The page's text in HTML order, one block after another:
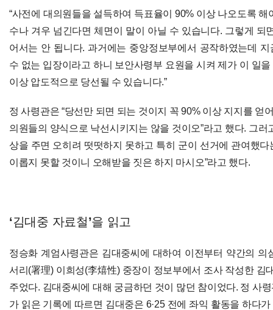
“사전에 대의원들을 설득하여 득표율이 90% 이상 나오도록
수나 겨우 넘긴다면 체면이 말이 아닐 수 있습니다. 그렇게 되
어서는 안 됩니다. 과거에는 중앙정보부에서 공작하였는데
수 없는 입장이라고 하니 보안사령부 요원을 시켜 제가 이 일
이상 압도적으로 당선될 수 있습니다.”
정 사령관은 “당선만 되면 되는 것이지 꼭 90% 이상 지지를 얻
의원들의 양식으로 낙선시키지는 않을 것이오”라고 했다. 그
상을 주면 오히려 떳떳하지 못하고 특히 군이 선거에 관여했
이롭지 못할 것이니 오해받을 짓은 하지 마시오”라고 했다.
‘김대중 자료철’을 읽고
정승화 계엄사령관은 김대중씨에 대하여 이전부터 약간의
서리(署理) 이희성(李熺性) 중장이 정보부에서 조사 작성한 김
주었다. 김대중씨에 대해 궁금하던 것이 많던 참이었다. 정 사
가 읽은 기록에 따르면 김대중은 6·25 전에 좌익 활동을 하다